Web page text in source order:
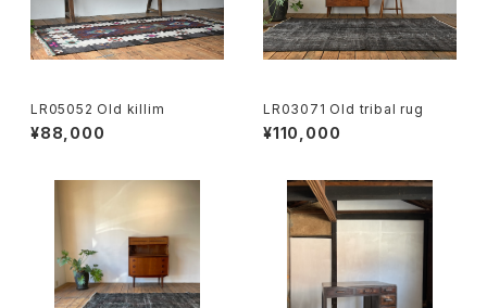
LR05052 Old killim
¥88,000
LR03071 Old tribal rug
¥110,000